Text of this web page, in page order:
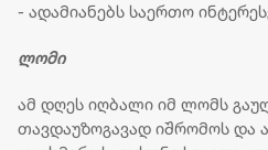
- ადამიანებს საერთო
ლომი
ამ დღეს იღბალი იმ ლომს
თავდაუზოგავად იშრომოს და